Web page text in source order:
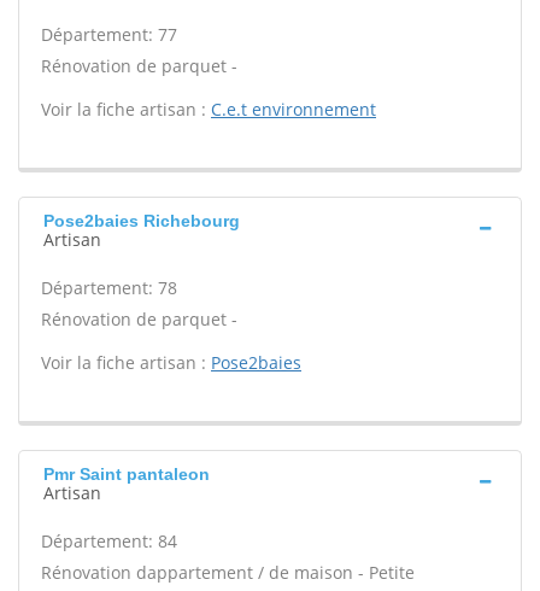
Département: 77
Rénovation de parquet -
Voir la fiche artisan : C.e.t environnement
Pose2baies Richebourg
Artisan
Département: 78
Rénovation de parquet -
Voir la fiche artisan : Pose2baies
Pmr Saint pantaleon
Artisan
Département: 84
Rénovation dappartement / de maison - Petite